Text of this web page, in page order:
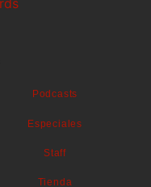
Podcasts
Especiales
Staff
Tienda